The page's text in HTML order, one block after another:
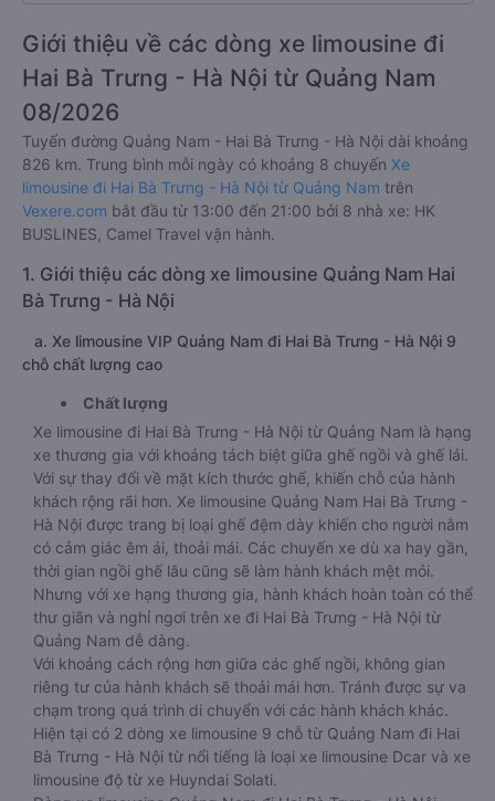
Giới thiệu về các dòng xe limousine đi
Hai Bà Trưng - Hà Nội từ Quảng Nam
08/2026
Tuyến đường Quảng Nam - Hai Bà Trưng - Hà Nội dài khoảng
826 km. Trung bình mỗi ngày có khoảng 8 chuyến Xe
limousine đi Hai Bà Trưng - Hà Nội từ Quảng Nam trên
Vexere.com bắt đầu từ 13:00 đến 21:00 bởi 8 nhà xe: HK
BUSLINES, Camel Travel vận hành.
1. Giới thiệu các dòng xe limousine Quảng Nam Hai
Bà Trưng - Hà Nội
a. Xe limousine VIP Quảng Nam đi Hai Bà Trưng - Hà Nội 9
chỗ chất lượng cao
Chất lượng
Xe limousine đi Hai Bà Trưng - Hà Nội từ Quảng Nam là hạng
xe thương gia với khoảng tách biệt giữa ghế ngồi và ghế lái.
Với sự thay đổi về mặt kích thước ghế, khiến chỗ của hành
khách rộng rãi hơn. Xe limousine Quảng Nam Hai Bà Trưng -
Hà Nội được trang bị loại ghế đệm dày khiến cho người nằm
có cảm giác êm ái, thoải mái. Các chuyến xe dù xa hay gần,
thời gian ngồi ghế lâu cũng sẽ làm hành khách mệt mỏi.
Nhưng với xe hạng thương gia, hành khách hoàn toàn có thể
thư giãn và nghỉ ngơi trên xe đi Hai Bà Trưng - Hà Nội từ
Quảng Nam dễ dàng.
Với khoảng cách rộng hơn giữa các ghế ngồi, không gian
riêng tư của hành khách sẽ thoải mái hơn. Tránh được sự va
chạm trong quá trình di chuyển với các hành khách khác.
Hiện tại có 2 dòng xe limousine 9 chỗ từ Quảng Nam đi Hai
Bà Trưng - Hà Nội từ nổi tiếng là loại xe limousine Dcar và xe
limousine độ từ xe Huyndai Solati.